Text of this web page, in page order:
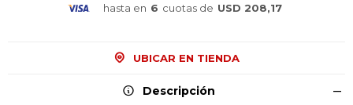
hasta en 6 cuotas de USD 208,17
UBICAR EN TIENDA
Descripción
comprar!
comprar!
comprar!